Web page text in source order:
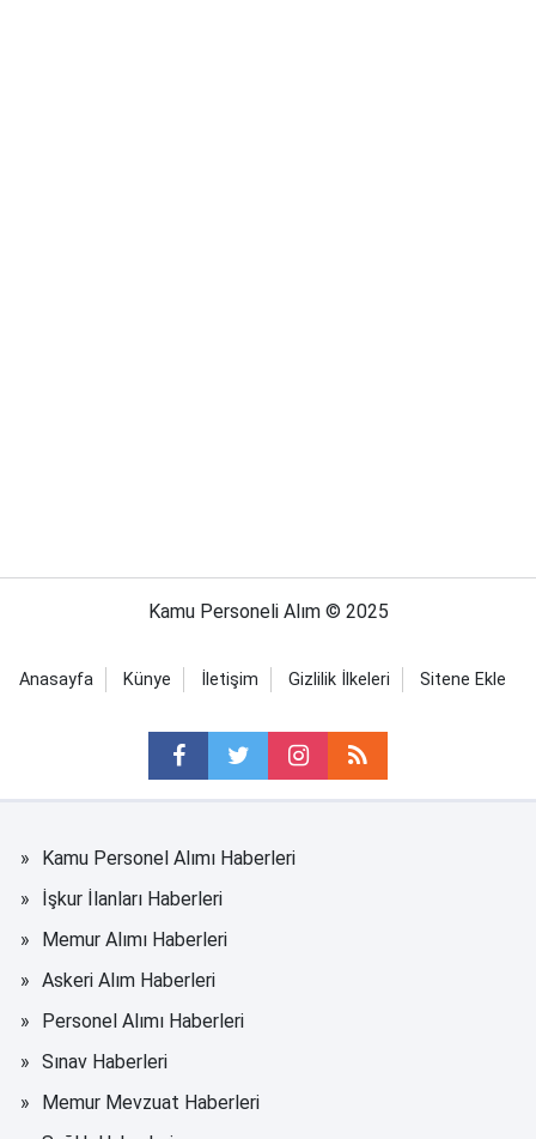
Kamu Personeli Alım © 2025
Anasayfa Künye İletişim Gizlilik İlkeleri Sitene Ekle
Kamu Personel Alımı Haberleri
İşkur İlanları Haberleri
Memur Alımı Haberleri
Askeri Alım Haberleri
Personel Alımı Haberleri
Sınav Haberleri
Memur Mevzuat Haberleri